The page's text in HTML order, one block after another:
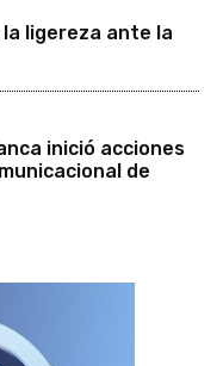
la ligereza ante la
inició acciones
de